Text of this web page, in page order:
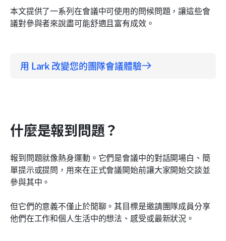
本文提供了一系列在會議中可使用的問候問題，讓這些會
議對參與者來說盡可能舒適且富有成效。
用 Lark 改變您的團隊會議體驗
什麼是報到問題？
報到問題就像熱身運動。它們是會議中的對話開場白、簡
單提示或提問，用來在正式會議開始前讓大家開始交談並
參與其中。
但它們的意義不僅止於閒聊。其目標是邀請團隊成員分享
他們在工作和個人生活中的想法、感受或最新狀況。
用 Lark 讓你的工作日充滿動力